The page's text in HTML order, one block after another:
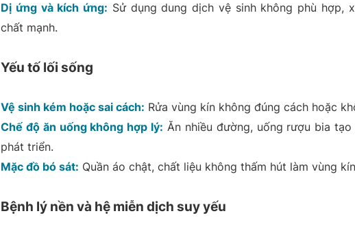
Dị ứng và kích ứng: Sử dụng dung dịch vệ sinh không phù hợp,
chất mạnh.
Yếu tố lối sống
Vệ sinh kém hoặc sai cách: Rửa vùng kín không đúng cách hoặc
Chế độ ăn uống không hợp lý: Ăn nhiều đường, uống rượu bia
phát triển.
Mặc đồ bó sát: Quần áo chật, chất liệu không thấm hút làm vùng
Bệnh lý nền và hệ miễn dịch suy yếu